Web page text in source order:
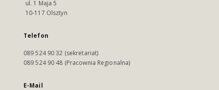
ul. 1 Maja 5
10-117 Olsztyn
Telefon
089 524 90 32 (sekretariat)
089 524 90 48 (Pracownia Regionalna)
E-Mail